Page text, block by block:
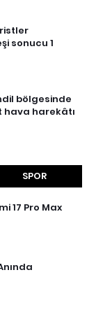
sonucu 1
bölgesinde
hava harekâtı
SPOR
17 Pro Max